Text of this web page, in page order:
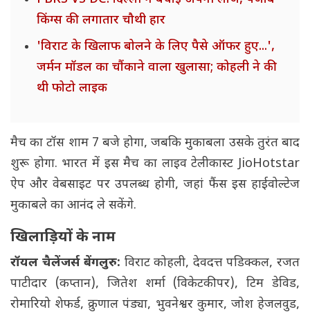
किंग्स की लगातार चौथी हार
'विराट के खिलाफ बोलने के लिए पैसे ऑफर हुए...',
जर्मन मॉडल का चौंकाने वाला खुलासा; कोहली ने की
थी फोटो लाइक
मैच का टॉस शाम 7 बजे होगा, जबकि मुकाबला उसके तुरंत बाद
शुरू होगा. भारत में इस मैच का लाइव टेलीकास्ट JioHotstar
ऐप और वेबसाइट पर उपलब्ध होगी, जहां फैंस इस हाईवोल्टेज
मुकाबले का आनंद ले सकेंगे.
खिलाड़ियों के नाम
रॉयल चैलेंजर्स बेंगलुरु: विराट कोहली, देवदत्त पडिक्कल, रजत
पाटीदार (कप्तान), जितेश शर्मा (विकेटकीपर), टिम डेविड,
रोमारियो शेफर्ड, क्रुणाल पंड्या, भुवनेश्वर कुमार, जोश हेजलवुड,